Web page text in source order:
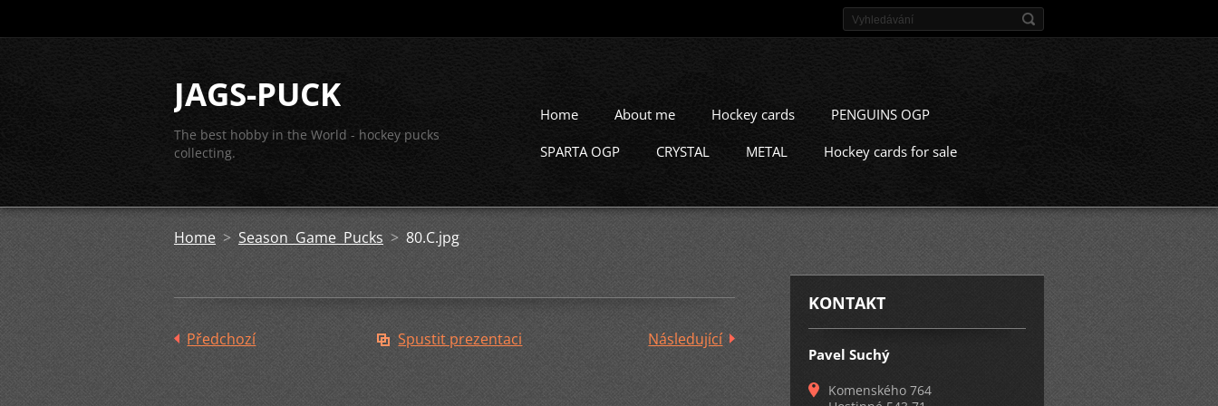
JAGS-PUCK
The best hobby in the World - hockey pucks
collecting.
Home About me Hockey cards PENGUINS OGP
SPARTA OGP CRYSTAL METAL Hockey cards for sale
Home >Season Game Pucks > 80.C.jpg
Předchozí Spustit prezentaci Následující
KONTAKT
Pavel Suchý
Komenského 764